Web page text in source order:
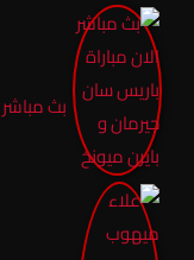
بث